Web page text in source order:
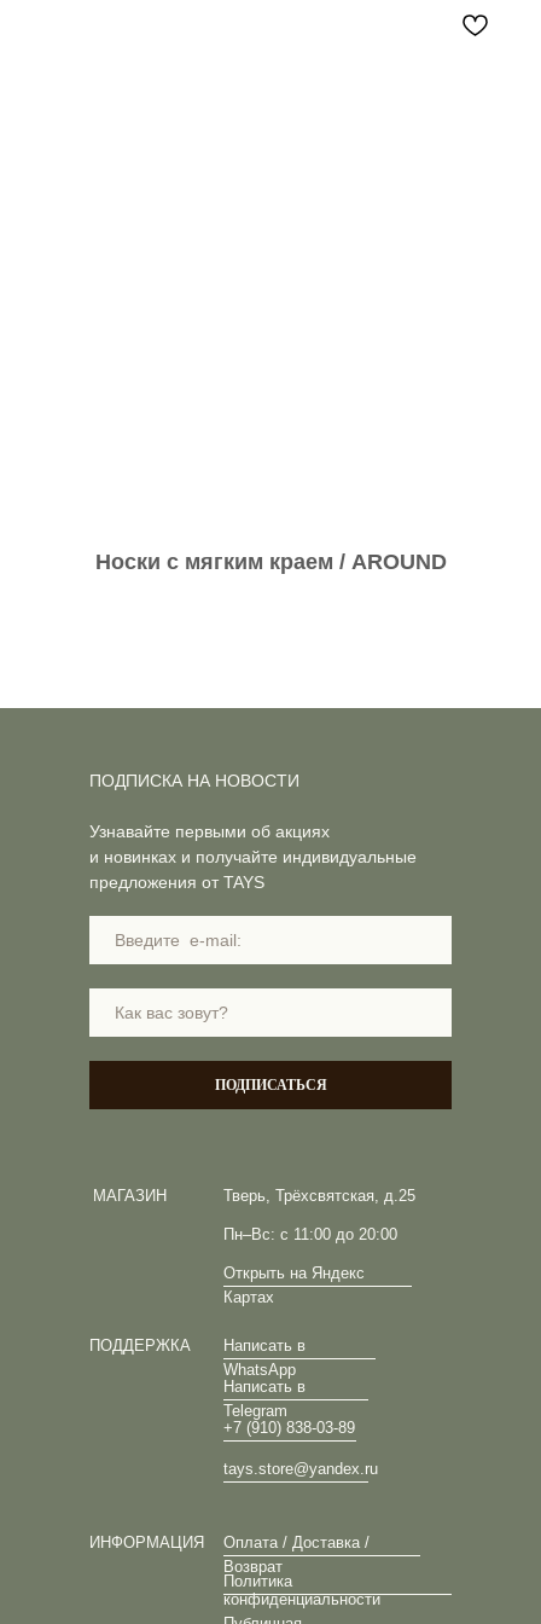
Носки с мягким краем / AROUND
Тверь, Трёхсвятская, д.25
Пн–Вс: с 11:00 до 20:00
Открыть на Яндекс
Картах
МАГАЗИН
ПОДДЕРЖКА
Написать в
WhatsApp
Написать в
Telegram
+7 (910) 838-03-89
tays.store@yandex.ru
ИНФОРМАЦИЯ
Оплата / Доставка /
Возврат
Политика
конфиденциальности
Узнавайте первыми об акциях
и новинках и получайте индивидуальные
предложения от TAYS
ПОДПИСАТЬСЯ
ПОДПИСКА НА НОВОСТИ